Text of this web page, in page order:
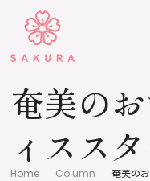
奄美の
ィスス
Home Column 奄美の